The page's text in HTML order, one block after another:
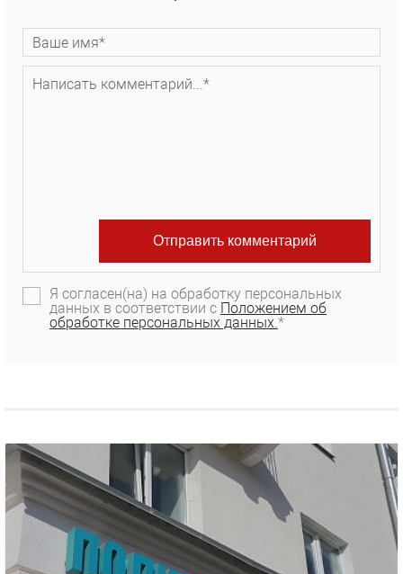
Я согласен(на) на обработку персональных
данных в соответствии с Положением об
обработке персональных данных.*